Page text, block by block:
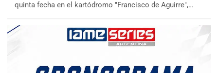
quinta fecha en el kartódromo "Francisco de Aguirre",…